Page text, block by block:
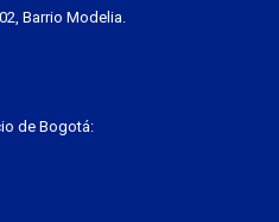
Barrio Modelia.
de Bogotá: